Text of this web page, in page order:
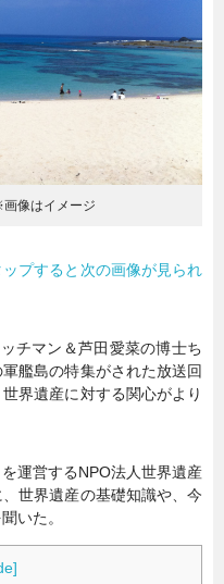
像はイメージ
ップすると次の画像が見られ
チマン＆芦田愛菜の博士ち
艦島の特集がされた放送回
界遺産に対する関心がより
運営するNPO法人世界遺産
世界遺産の基礎知識や、今
いた。
]